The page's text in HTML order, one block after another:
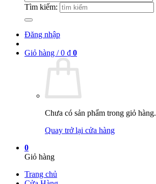
Tìm kiếm:
Đăng nhập
Giỏ hàng /0 ₫ 0
Chưa có sản phẩm trong giỏ hàng.
Quay trở lại cửa hàng
0
Giỏ hàng
Trang chủ